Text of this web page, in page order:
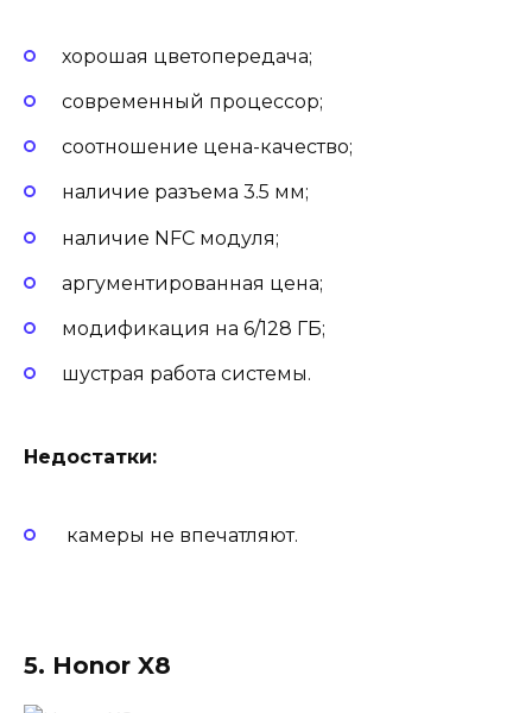
хорошая цветопередача;
современный процессор;
соотношение цена-качество;
наличие разъема 3.5 мм;
наличие NFC модуля;
аргументированная цена;
модификация на 6/128 ГБ;
шустрая работа системы.
Недостатки:
камеры не впечатляют.
5. Honor X8